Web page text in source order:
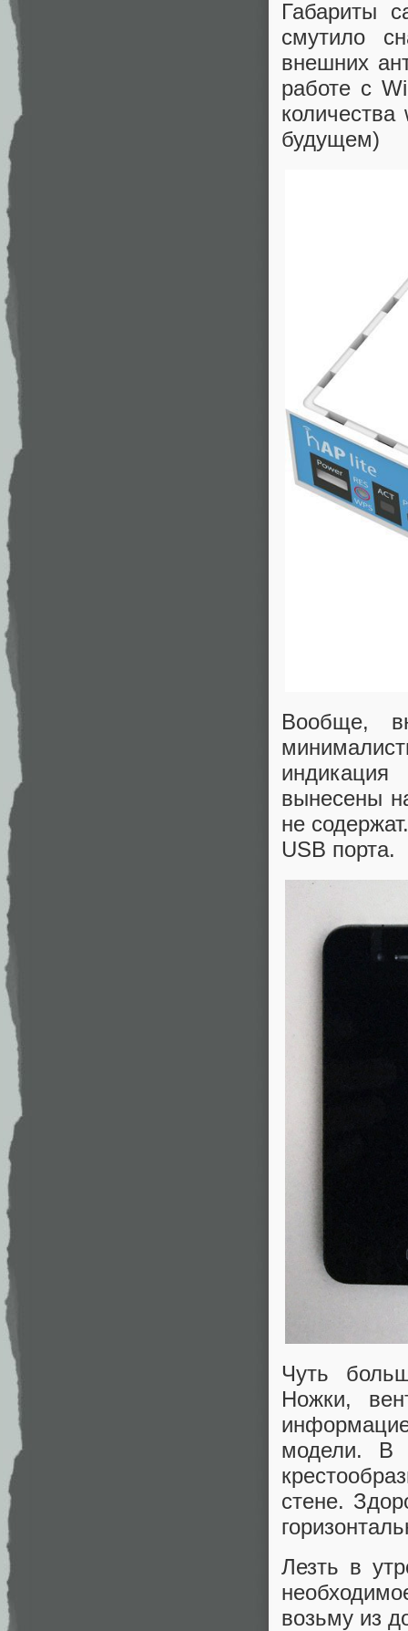
Габариты
смутило
внешних
работе с
будущем)
Вообще,
вынесены
не
USB порта.
Чуть
Ножки,
модели. В
стене.
Лезть в
возьму из